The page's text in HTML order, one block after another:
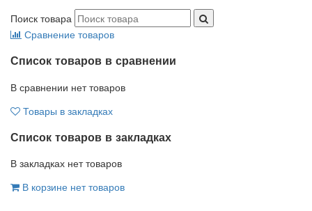
Поиск товара
Сравнение товаров
Список товаров в сравнении
В сравнении нет товаров
Товары в закладках
Список товаров в закладках
В закладках нет товаров
В корзине нет товаров